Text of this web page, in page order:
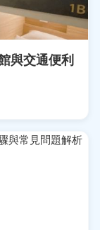
與交通便利